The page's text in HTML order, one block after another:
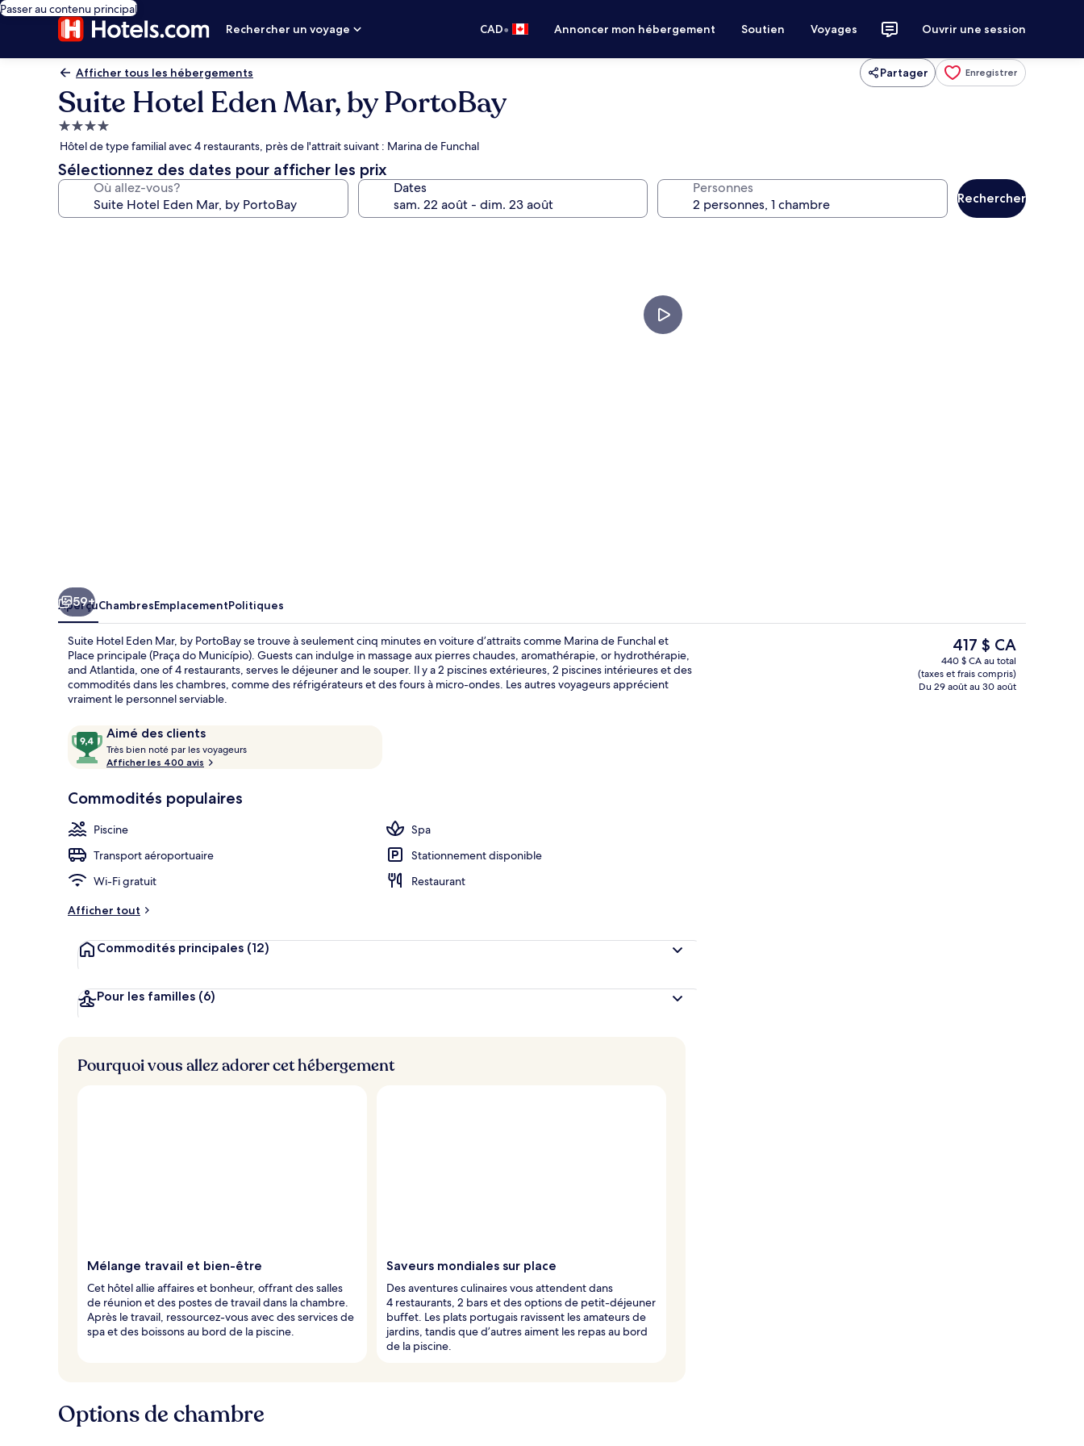
Passer au contenu principal
Rechercher un voyage
CAD• Annoncer mon hébergement Soutien Voyages Ouvrir une session
Afficher tous les hébergements Partager Enregistrer
Suite Hotel Eden Mar, by PortoBay
Hébergement
4.0 étoiles
Hôtel de type familial avec 4 restaurants, près de l'attrait suivant : Marina de Funchal
Sélectionnez des dates pour afficher les prix
Où allez-vous? Dates Personnes
Rechercher
2 bars-salons, 2 bars attenants à la piscine Extérieur
59+
AperçuChambresEmplacementPolitiques
Suite Hotel Eden Mar, by PortoBay se trouve à seulement cinq minutes en voiture d’attraits comme Marina de Funchal et
Place principale (Praça do Município). Guests can indulge in massage aux pierres chaudes, aromathérapie, or hydrothérapie,
and Atlantida, one of 4 restaurants, serves le déjeuner and le souper. Il y a 2 piscines extérieures, 2 piscines intérieures et des
commodités dans les chambres, comme des réfrigérateurs et des fours à micro-ondes. Les autres voyageurs apprécient
vraiment le personnel serviable.
Avis Aimé des clients
9,4
sur
10,
des
Très bien noté par les voyageurs
é
Afficher les 400 avis
Commodités populaires
Piscine
Spa
Transport aéroportuaire
Stationnement disponible
Wi-Fi gratuit
Restaurant
Afficher tout
Commodités principales (12)
Pour les familles (6)
Le
prix
actuel
est
417 $ CA
440 $ CA au total
(taxes et frais compris)
Du 29 août au 30 août
Pourquoi vous allez adorer cet hébergement
Mélange travail et bien-être
Cet hôtel allie affaires et bonheur, offrant des salles
de réunion et des postes de travail dans la chambre.
Après le travail, ressourcez-vous avec des services de
spa et des boissons au bord de la piscine.
Saveurs mondiales sur place
Des aventures culinaires vous attendent dans
4 restaurants, 2 bars et des options de petit-déjeuner
buffet. Les plats portugais ravissent les amateurs de
jardins, tandis que d’autres aiment les repas au bord
de la piscine.
Options de chambre